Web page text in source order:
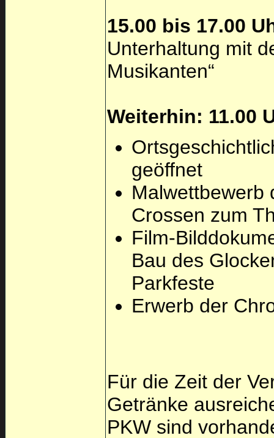
15.00 bis 17.00
Unterhaltung mit
Musikanten“
Weiterhin: 11.00
geöffnet
Malwettbewerb
Crossen zum
Film-
Bau des
Parkfeste
Erwerb der
Für die Zeit der
Getränke
PKW sind